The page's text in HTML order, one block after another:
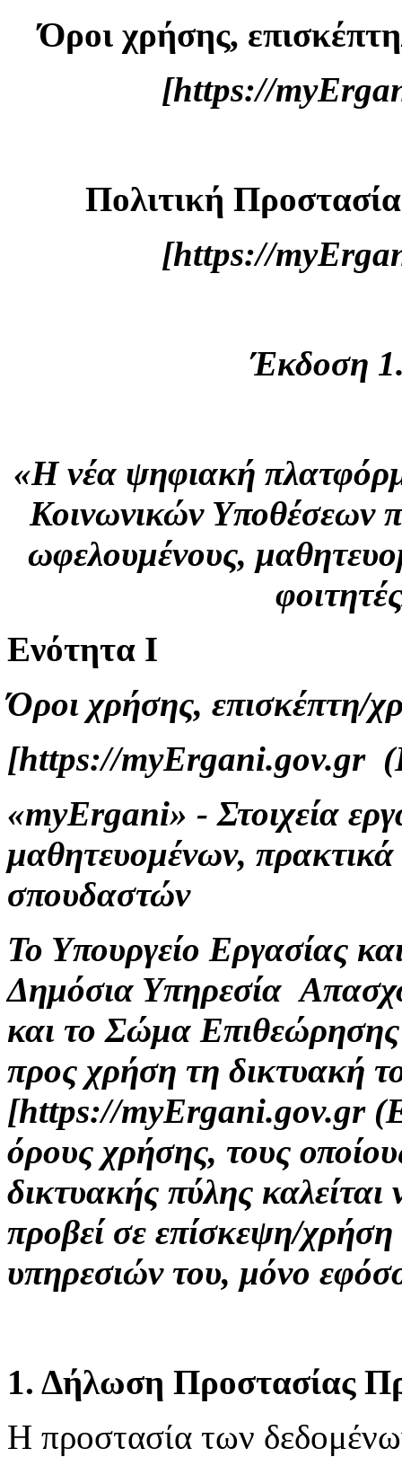
Όροι χρήσης,
[https://
Πολιτική
[https://
Έκδοση
«H νέα ψηφιακή
Κοινωνικών Υποθέσεων
ωφελουμένους,
Ενότητα Ι
Όροι χρήσης, επισκέπτη/
[https://myErgani.gov.gr
«myErgani» - Στοιχεία
μαθητευομένων,
σπουδαστών
Το Υπουργείο Εργασίας
Δημόσια Υπηρεσία
και το Σώμα
προς χρήση τη δικτυακή
[https://myErgani.gov.gr
όρους χρήσης, τους
δικτυακής πύλης
προβεί σε επίσκεψη/
υπηρεσιών του, μόνο
1. Δήλωση Προστασίας
H προστασία των